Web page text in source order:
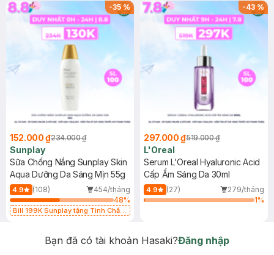
-35%
152.000 ₫234.000 ₫
Sunplay
Sữa Chống Nắng Sunplay Skin
Aqua Dưỡng Da Sáng Mịn 55g
4.9 (108)
454/tháng
48%
Bill 199K Sunplay tặng Tinh Chất
-43%
297.000 ₫519.000 ₫
L'Oreal
Serum L'Oreal Hyaluronic Acid
Cấp Ẩm Sáng Da 30ml
4.9 (27)
279/tháng
1%
Bạn đã có tài khoản Hasaki?Đăng nhập